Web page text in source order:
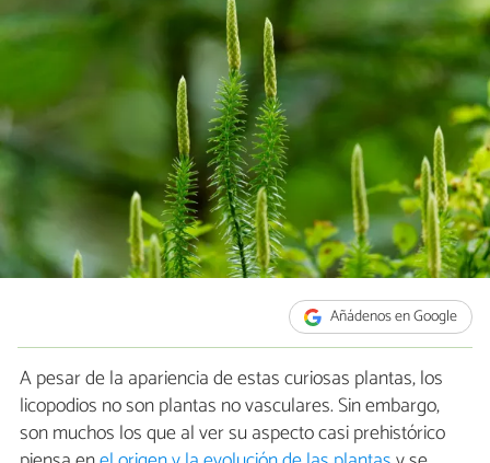
Añádenos en Google
A pesar de la apariencia de estas curiosas plantas, los
licopodios no son plantas no vasculares. Sin embargo,
son muchos los que al ver su aspecto casi prehistórico